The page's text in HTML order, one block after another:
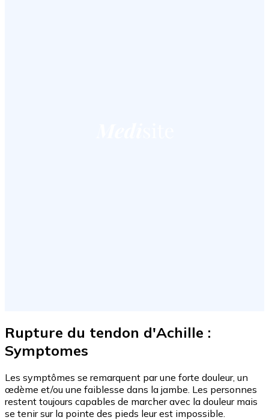
Rupture du tendon d'Achille :
Symptomes
Les symptômes se remarquent par une forte douleur, un
œdème et/ou une faiblesse dans la jambe. Les personnes
restent toujours capables de marcher avec la douleur mais
se tenir sur la pointe des pieds leur est impossible.